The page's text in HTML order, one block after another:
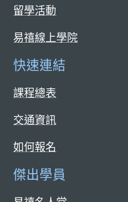
留學活動
易禧線上學院
快速連結
課程總表
交通資訊
如何報名
傑出學員